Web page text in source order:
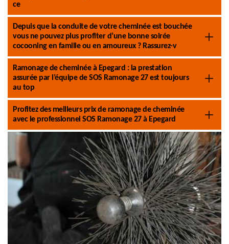
ce
Depuis que la conduite de votre cheminée est bouchée
vous ne pouvez plus profiter d’une bonne soirée
cocooning en famille ou en amoureux ? Rassurez-v
Ramonage de cheminée à Epegard : la prestation
assurée par l’équipe de SOS Ramonage 27 est toujours
au top
Profitez des meilleurs prix de ramonage de cheminée
avec le professionnel SOS Ramonage 27 à Epegard